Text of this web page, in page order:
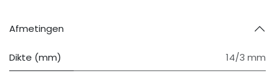
Afmetingen
Dikte (mm) 14/3 mm